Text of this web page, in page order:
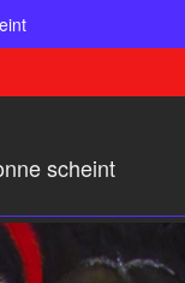
scheint